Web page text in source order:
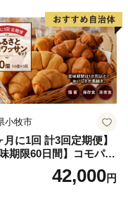
小牧市
月に1回 計3回定期便】
味期限60日間】コモパ
るさとクロワッサンセ
（計90個）／災害用備蓄
42,000円